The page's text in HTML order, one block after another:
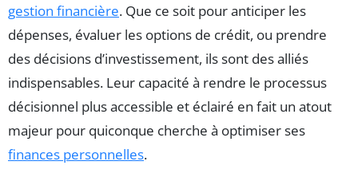
gestion financière. Que ce soit pour anticiper les
dépenses, évaluer les options de crédit, ou prendre
des décisions d’investissement, ils sont des alliés
indispensables. Leur capacité à rendre le processus
décisionnel plus accessible et éclairé en fait un atout
majeur pour quiconque cherche à optimiser ses
finances personnelles.